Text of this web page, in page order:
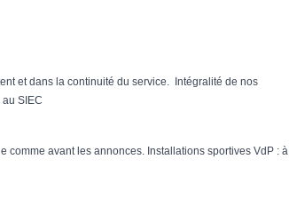
et dans la continuité du service. Intégralité de nos
SIEC
comme avant les annonces. Installations sportives VdP : à